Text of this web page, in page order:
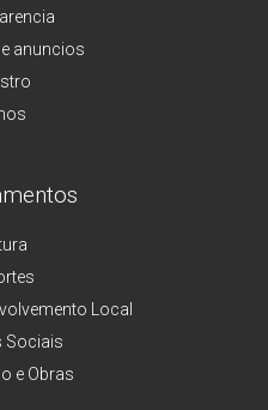
anuncios
Local
Sociais
e Obras